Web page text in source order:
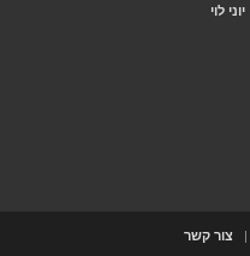
יוני לוי
| צור קשר